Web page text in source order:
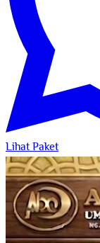
Lihat Paket